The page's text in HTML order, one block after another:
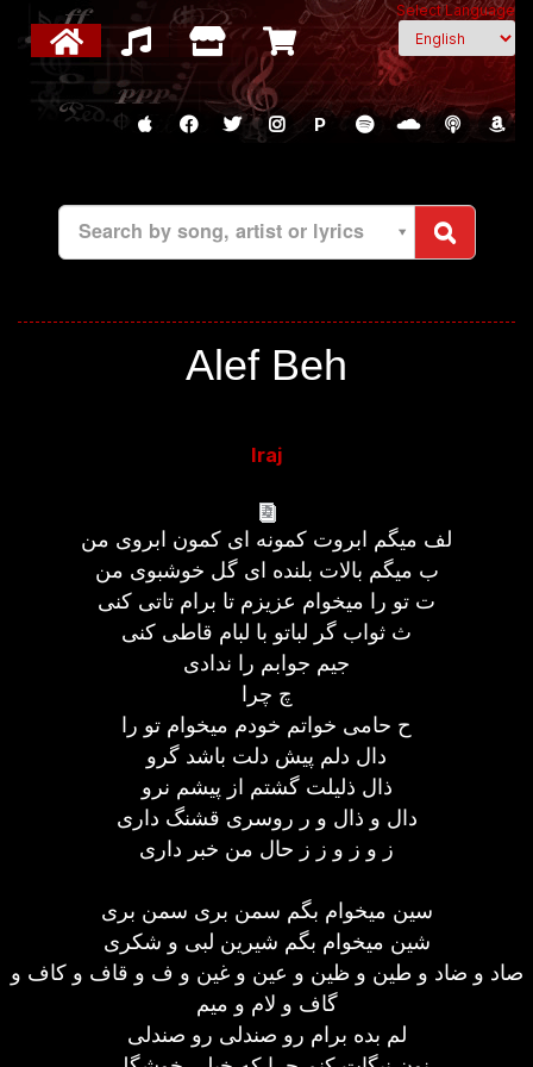
Select Language
P
Search by song, artist or lyrics
Alef Beh
Iraj
لف میگم ابروت کمونه ای کمون ابروی من
ب میگم بالات بلنده ای گل خوشبوی من
ت تو را میخوام عزیزم تا برام تاتی کنی
ث ثواب گر لباتو با لبام قاطی کنی
جیم جوابم را ندادی
چ چرا
ح حامی خواتم خودم میخوام تو را
دال دلم پیش دلت باشد گرو
ذال ذلیلت گشتم از پیشم نرو
دال و ذال و ر روسری قشنگ داری
ز و ز و ز ز حال من خبر داری
سین میخوام بگم سمن بری سمن بری
شین میخوام بگم شیرین لبی و شکری
صاد و ضاد و طین و ظین و عین و غین و ف و قاف و کاف و
گاف و لام و میم
لم بده برام رو صندلی رو صندلی